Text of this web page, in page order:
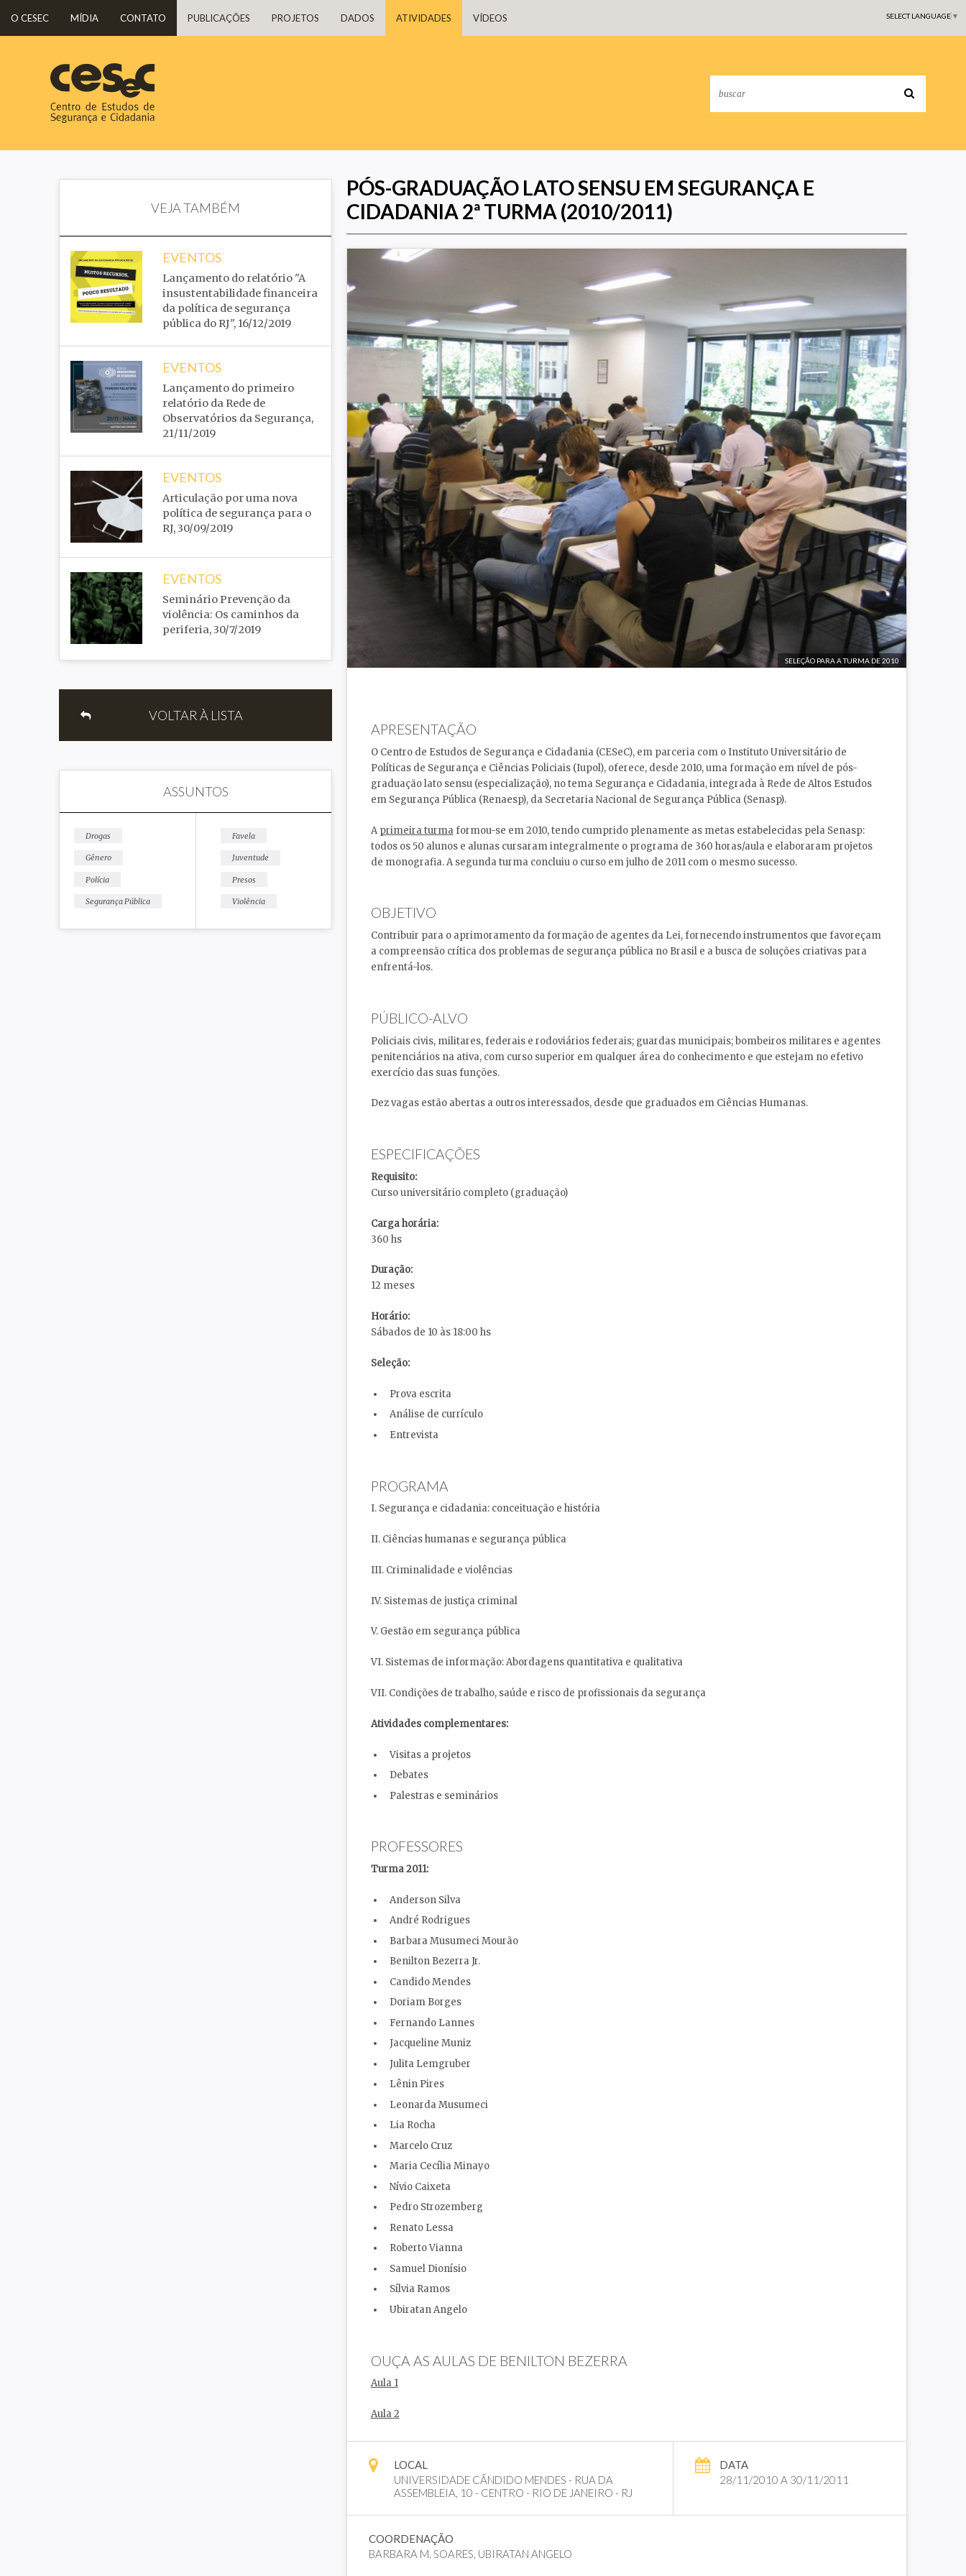
O CESEC MÍDIA CONTATO PUBLICAÇÕES PROJETOS DADOS ATIVIDADES VÍDEOS SELECT LANGUAGE ▼
VEJA TAMBÉM
EVENTOS
Lançamento do relatório "A
insustentabilidade financeira
da política de segurança
pública do RJ", 16/12/2019
EVENTOS
Lançamento do primeiro
relatório da Rede de
Observatórios da Segurança,
21/11/2019
EVENTOS
Articulação por uma nova
política de segurança para o
RJ, 30/09/2019
EVENTOS
Seminário Prevenção da
violência: Os caminhos da
periferia, 30/7/2019
VOLTAR À LISTA
ASSUNTOS
Drogas Favela
Gênero Juventude
Polícia Presos
Segurança Pública Violência
PÓS-GRADUAÇÃO LATO SENSU EM SEGURANÇA E
CIDADANIA 2ª TURMA (2010/2011)
SELEÇÃO PARA A TURMA DE 2010
APRESENTAÇÃO
O Centro de Estudos de Segurança e Cidadania (CESeC), em parceria com o Instituto Universitário de
Políticas de Segurança e Ciências Policiais (Iupol), oferece, desde 2010, uma formação em nível de pós-
graduação lato sensu (especialização), no tema Segurança e Cidadania, integrada à Rede de Altos Estudos
em Segurança Pública (Renaesp), da Secretaria Nacional de Segurança Pública (Senasp).
Aprimeira turmaformou-se em 2010, tendo cumprido plenamente as metas estabelecidas pela Senasp:
todos os 50 alunos e alunas cursaram integralmente o programa de 360 horas/aula e elaboraram projetos
de monografia. A segunda turma concluiu o curso em julho de 2011 com o mesmo sucesso.
OBJETIVO
Contribuir para o aprimoramento da formação de agentes da Lei, fornecendo instrumentos que favoreçam
a compreensão crítica dos problemas de segurança pública no Brasil e a busca de soluções criativas para
enfrentá-los.
PÚBLICO-ALVO
Policiais civis, militares, federais e rodoviários federais; guardas municipais; bombeiros militares e agentes
penitenciários na ativa, com curso superior em qualquer área do conhecimento e que estejam no efetivo
exercício das suas funções.
Dez vagas estão abertas a outros interessados, desde que graduados em Ciências Humanas.
ESPECIFICAÇÕES
Requisito:
Curso universitário completo (graduação)
Carga horária:
360 hs
Duração:
12 meses
Horário:
Sábados de 10 às 18:00 hs
Seleção:
Prova escrita
Análise de currículo
Entrevista
PROGRAMA
I. Segurança e cidadania: conceituação e história
II. Ciências humanas e segurança pública
III. Criminalidade e violências
IV. Sistemas de justiça criminal
V. Gestão em segurança pública
VI. Sistemas de informação: Abordagens quantitativa e qualitativa
VII. Condições de trabalho, saúde e risco de profissionais da segurança
Atividades complementares:
Visitas a projetos
Debates
Palestras e seminários
PROFESSORES
Turma 2011:
Anderson Silva
André Rodrigues
Barbara Musumeci Mourão
Benilton Bezerra Jr.
Candido Mendes
Doriam Borges
Fernando Lannes
Jacqueline Muniz
Julita Lemgruber
Lênin Pires
Leonarda Musumeci
Lia Rocha
Marcelo Cruz
Maria Cecília Minayo
Nívio Caixeta
Pedro Strozemberg
Renato Lessa
Roberto Vianna
Samuel Dionísio
Sílvia Ramos
Ubiratan Angelo
OUÇA AS AULAS DE BENILTON BEZERRA
Aula 1
Aula 2
LOCAL
UNIVERSIDADE CÂNDIDO MENDES - RUA DA
ASSEMBLEIA, 10 - CENTRO - RIO DE JANEIRO - RJ
DATA
28/11/2010 A 30/11/2011
COORDENAÇÃO
BARBARA M. SOARES, UBIRATAN ANGELO